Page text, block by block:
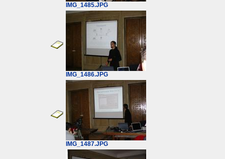
IMG_1485.JPG
IMG_1486.JPG
IMG_1487.JPG